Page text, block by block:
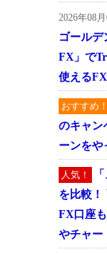
2026年08
ゴール
FX」で
使える
おすすめ！
のキャン
ーンをや
人気！
を比較！
FX口座
やチャー